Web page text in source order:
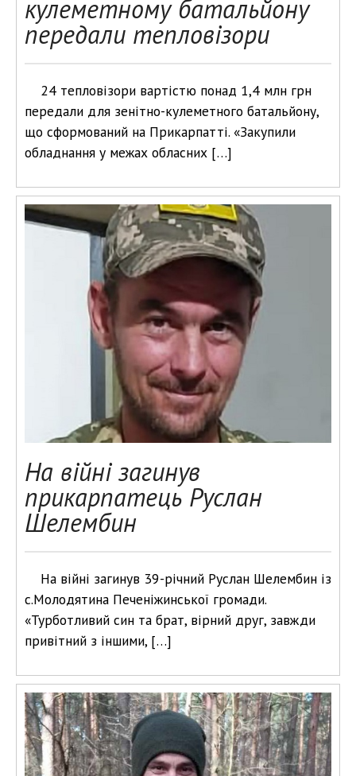
кулеметному батальйону
передали тепловізори
24 тепловізори вартістю понад 1,4 млн грн
передали для зенітно-кулеметного батальйону,
що сформований на Прикарпатті. «Закупили
обладнання у межах обласних […]
На війні загинув
прикарпатець Руслан
Шелембин
На війні загинув 39-річний Руслан Шелембин із
с.Молодятина Печеніжинської громади.
«Турботливий син та брат, вірний друг, завжди
привітний з іншими, […]